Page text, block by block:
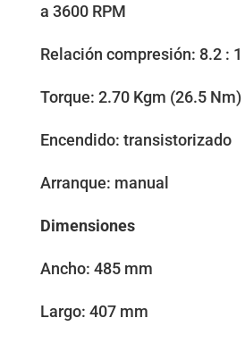
a 3600 RPM
Relación compresión: 8.2 : 1
Torque: 2.70 Kgm (26.5 Nm)
Encendido: transistorizado
Arranque: manual
Dimensiones
Ancho: 485 mm
Largo: 407 mm